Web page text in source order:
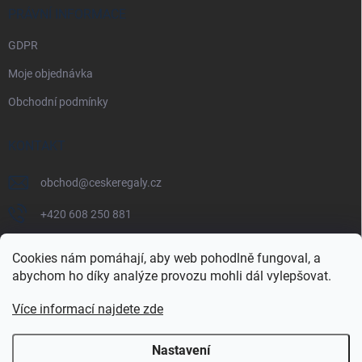
Cookies nám pomáhají, aby web pohodlně fungoval, a
abychom ho díky analýze provozu mohli dál vylepšovat.
Více informací najdete zde
Nastavení
PRÁVNÍ INFORMACE
GDPR
Moje objednávka
Obchodní podmínky
KONTAKT
obchod@ceskeregaly.cz
+420 608 250 881